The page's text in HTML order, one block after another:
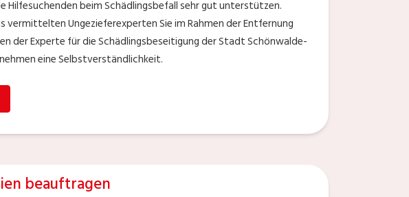
Hilfesuchenden beim Schädlingsbefall sehr gut unterstützen.
Ungezieferexperten Sie im Rahmen der Entfernung
der Experte für die Schädlingsbeseitigung der Stadt Schönwalde-
eine Selbstverständlichkeit.
beauftragen